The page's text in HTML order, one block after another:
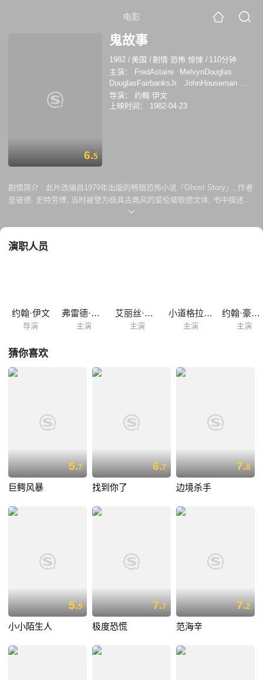
电影
6.5
鬼故事
1982 / 美国 /剧情 恐怖 惊悚 / 110分钟
主演：
FredAstaire
MelvynDouglas
DouglasFairbanksJr.
JohnHouseman
CraigWasson
PatriciaNeal
弗雷德·阿斯泰尔
帕德里夏·妮尔
导演：
约翰·伊文
上映时间：
1982-04-23
剧情简介 : 此片改编自1979年出版的畅销恐怖小说『Ghost Story』, 作者
是彼德. 史特劳博, 当时被誉为极具古典风的爱伦坡歌德文体, 书中描述的
古典风格, 以及复古的'30年代场景, 让读者为之神往。而在1981年上映这
「海鲜浓汤协会」，在冬天的夜晚聚在一起喝白兰地、四人轮流讲鬼故
不是单纯说鬼故事而已，为了找出答案, 便代替父亲加入,他认为父兄的
演职人员
约翰·伊文
导演
弗雷德·阿斯泰尔
主演
艾丽丝·克里奇
主演
小道格拉斯·范朋克
主演
约翰·豪斯曼
主演
猜你喜欢
5.7
巨鳄风暴
6.7
找到你了
7.8
边境杀手
5.9
小小陌生人
7.7
极度恐慌
7.2
范海辛